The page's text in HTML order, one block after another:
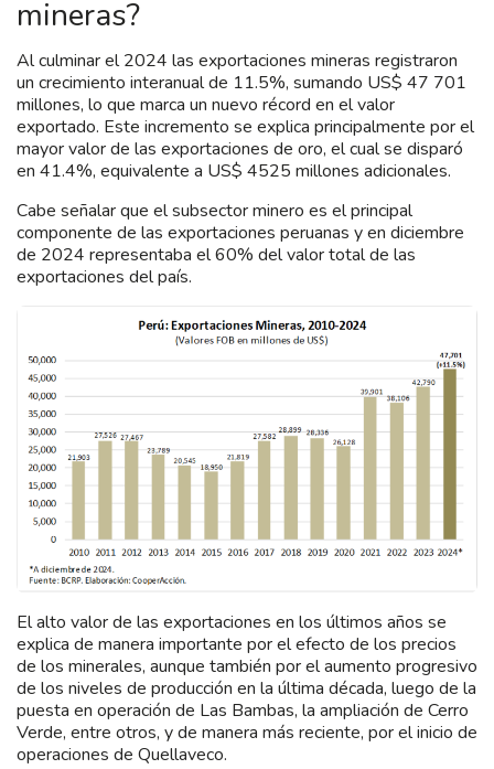
mineras?
Al culminar el 2024 las exportaciones mineras registraron
un crecimiento interanual de 11.5%, sumando US$ 47 701
millones, lo que marca un nuevo récord en el valor
exportado. Este incremento se explica principalmente por el
mayor valor de las exportaciones de oro, el cual se disparó
en 41.4%, equivalente a US$ 4525 millones adicionales.
Cabe señalar que el subsector minero es el principal
componente de las exportaciones peruanas y en diciembre
de 2024 representaba el 60% del valor total de las
exportaciones del país.
El alto valor de las exportaciones en los últimos años se
explica de manera importante por el efecto de los precios
de los minerales, aunque también por el aumento progresivo
de los niveles de producción en la última década, luego de la
puesta en operación de Las Bambas, la ampliación de Cerro
Verde, entre otros, y de manera más reciente, por el inicio de
operaciones de Quellaveco.